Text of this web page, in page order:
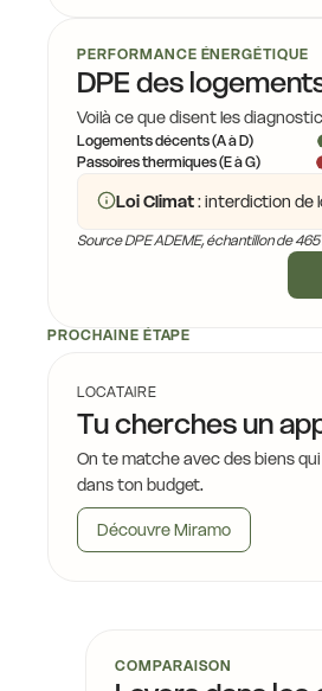
PERFORMANCE ÉNERGÉTIQUE
DPE des
Voilà ce que disent les
Logements décents (A à D)
Passoires thermiques (E à G)
Loi Climat: interdiction de
Source DPE ADEME, échantillon de
PROCHAINE ÉTAPE
LOCATAIRE
Tu cherches un
On te matche avec des biens
dans ton budget.
Découvre Miramo
COMPARAISON